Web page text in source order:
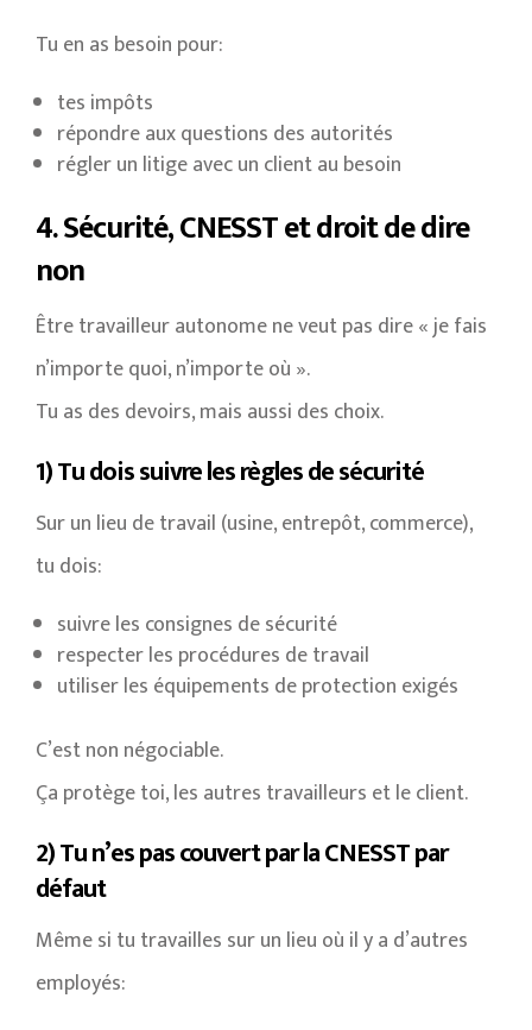
Tu en as besoin pour:
tes impôts
répondre aux questions des autorités
régler un litige avec un client au besoin
4. Sécurité, CNESST et droit de dire
non
Être travailleur autonome ne veut pas dire « je fais
n’importe quoi, n’importe où ».
Tu as des devoirs, mais aussi des choix.
1) Tu dois suivre les règles de sécurité
Sur un lieu de travail (usine, entrepôt, commerce),
tu dois:
suivre les consignes de sécurité
respecter les procédures de travail
utiliser les équipements de protection exigés
C’est non négociable.
Ça protège toi, les autres travailleurs et le client.
2) Tu n’es pas couvert par la CNESST par
défaut
Même si tu travailles sur un lieu où il y a d’autres
employés: